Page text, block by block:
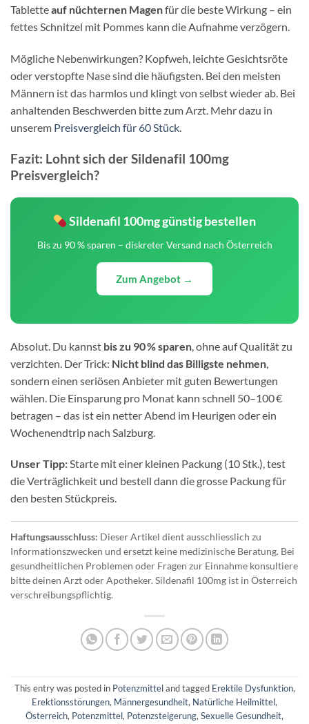
Tabletteauf nüchternen Magenfür die beste Wirkung – ein
fettes Schnitzel mit Pommes kann die Aufnahme verzögern.
Mögliche Nebenwirkungen? Kopfweh, leichte Gesichtsröte
oder verstopfte Nase sind die häufigsten. Bei den meisten
Männern ist das harmlos und klingt von selbst wieder ab. Bei
anhaltenden Beschwerden bitte zum Arzt. Mehr dazu in
unserem Preisvergleich für 60 Stück.
Fazit: Lohnt sich der Sildenafil 100mg
Preisvergleich?
Sildenafil 100mg günstig bestellen
Bis zu 90 % sparen – diskreter Versand nach Österreich
Zum Angebot →
Absolut. Du kannst bis zu 90 % sparen , ohne auf Qualität zu
verzichten. Der Trick: Nicht blind das Billigste nehmen
sondern einen seriösen Anbieter mit guten Bewertungen
wählen. Die Einsparung pro Monat kann schnell 50–100 €
betragen – das ist ein netter Abend im Heurigen oder ein
Wochenendtrip nach Salzburg.
Unser Tipp:Starte mit einer kleinen Packung (10 Stk.), test
die Verträglichkeit und bestell dann die grosse Packung für
den besten Stückpreis.
Haftungsausschluss: Dieser Artikel dient ausschliesslich zu
Informationszwecken und ersetzt keine medizinische Beratung. Bei
gesundheitlichen Problemen oder Fragen zur Einnahme konsultiere
bitte deinen Arzt oder Apotheker. Sildenafil 100mg ist in Österreich
verschreibungspflichtig.
This entry was posted in Potenzmitteland tagged Erektile Dysfunktion,
Erektionsstörungen, Männergesundheit, Natürliche Heilmittel,
Österreich, Potenzmittel, Potenzsteigerung,Sexuelle Gesundheit,